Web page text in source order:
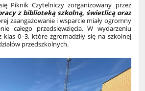
Piknik Czytelniczy zorganizowany przez
z biblioteką szkolną, świetlicą oraz
zaangażowanie i wsparcie miały ogromny
całego przedsięwzięcia. W wydarzeniu
klas 0–3, które zgromadziły się na szkolnej
przedszkolnych.